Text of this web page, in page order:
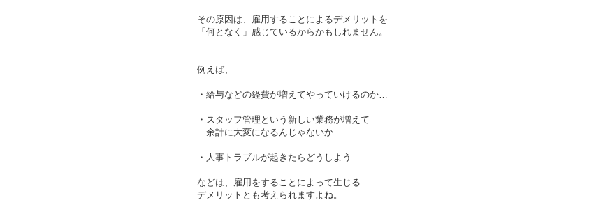
その原因は、雇用することによるデメリットを
「何となく」感じているからかもしれません。
例えば、
・給与などの経費が増えてやっていけるのか…
・スタッフ管理という新しい業務が増えて
余計に大変になるんじゃないか…
・人事トラブルが起きたらどうしよう…
などは、雇用をすることによって生じる
デメリットとも考えられますよね。